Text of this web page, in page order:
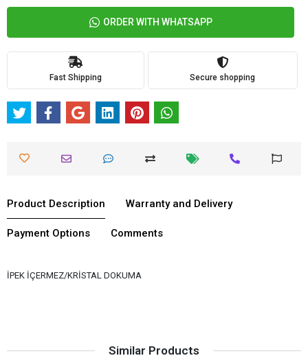
ORDER WITH WHATSAPP
Fast Shipping Secure shopping
Product Description Warranty and Delivery
Payment Options Comments
İPEK İÇERMEZ/KRİSTAL DOKUMA
Similar Products